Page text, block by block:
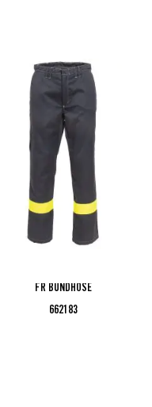
FR BUNDHOSE
662183